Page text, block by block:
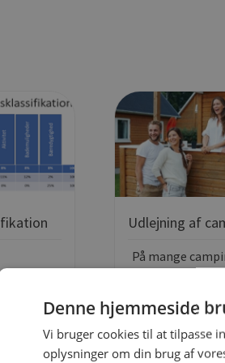
i
på
intuitiv og
På mange
varierer og
forskellige
at kigge
Denne hjemmeside
Vi bruger cookies til at tilpasse
oplysninger om din brug af